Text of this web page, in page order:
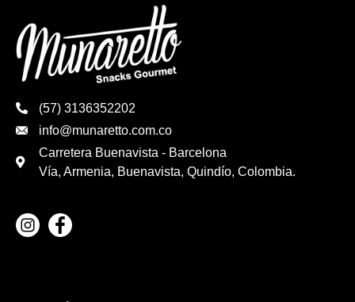
(57) 3136352202
info@munaretto.com.co
Carretera Buenavista - Barcelona
Vía, Armenia, Buenavista, Quindío, Colombia.